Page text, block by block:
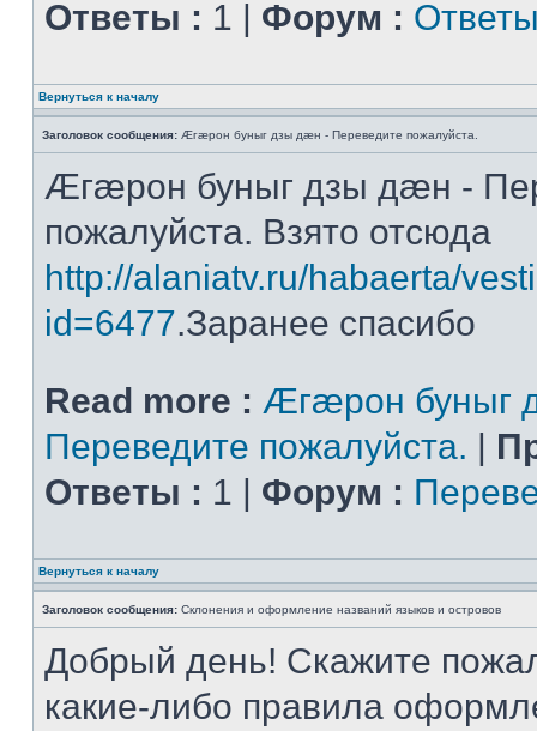
Ответы : 1 | Форум :
Вернуться к началу
Заголовок сообщения: Æгæрон буныг дзы дæн - Переведите пожалуйста.
Æгæрон буныг дзы дæн -
пожалуйста. Взято отсюда
http://alaniatv.ru/habaerta/
id=6477.Заранее спасибо
Read more : Æгæрон буныг
Переведите пожалуйста. |
Ответы : 1 | Форум :
Вернуться к началу
Заголовок сообщения: Склонения и оформление названий языков и островов
Добрый день! Скажите
какие-либо правила